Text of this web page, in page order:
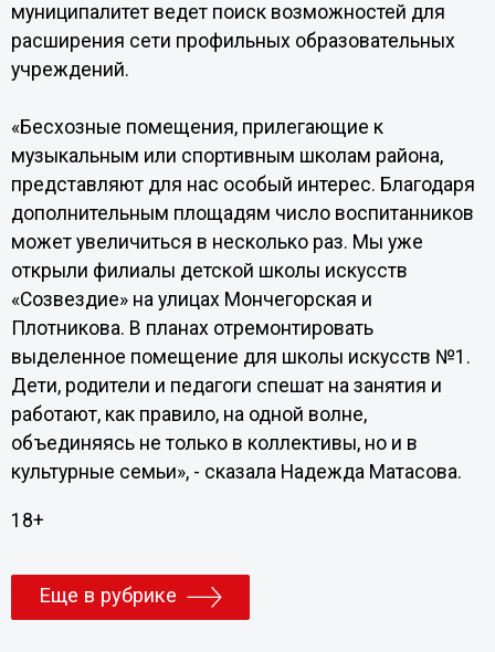
муниципалитет ведет поиск возможностей для
расширения сети профильных образовательных
учреждений.
«Бесхозные помещения, прилегающие к
музыкальным или спортивным школам района,
представляют для нас особый интерес. Благодаря
дополнительным площадям число воспитанников
может увеличиться в несколько раз. Мы уже
открыли филиалы детской школы искусств
«Созвездие» на улицах Мончегорская и
Плотникова. В планах отремонтировать
выделенное помещение для школы искусств №1.
Дети, родители и педагоги спешат на занятия и
работают, как правило, на одной волне,
объединяясь не только в коллективы, но и в
культурные семьи», - сказала Надежда Матасова.
18+
Еще в рубрике